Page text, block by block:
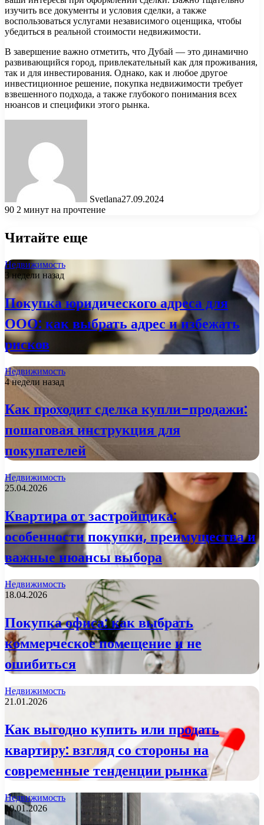
изучить все документы и условия сделки, а также
воспользоваться услугами независимого оценщика, чтобы
убедиться в реальной стоимости недвижимости.
В завершение важно отметить, что Дубай — это динамично
развивающийся город, привлекательный как для проживания,
так и для инвестирования. Однако, как и любое другое
инвестиционное решение, покупка недвижимости требует
взвешенного подхода, а также глубокого понимания всех
нюансов и специфики этого рынка.
Svetlana27.09.2024
90 2 минут на прочтение
Читайте еще
Недвижимость
3 недели назад
Покупка юридического адреса для
ООО: как выбрать адрес и избежать
рисков
Недвижимость
4 недели назад
Как проходит сделка купли-продажи:
пошаговая инструкция для
покупателей
Недвижимость
25.04.2026
Квартира от застройщика:
особенности покупки, преимущества и
важные нюансы выбора
Недвижимость
18.04.2026
Покупка офиса: как выбрать
коммерческое помещение и не
ошибиться
Недвижимость
21.01.2026
Как выгодно купить или продать
квартиру: взгляд со стороны на
современные тенденции рынка
Недвижимость
10.01.2026